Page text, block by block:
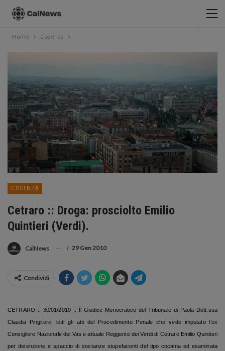
Home Cosenza
COSENZA
Cetraro :: Droga: prosciolto Emilio
Quintieri (Verdi).
CalNews il 29 Gen 2010
Condividi
CETRARO :: 30/01/2010 :: Il Giudice Monocratico del Tribunale di Paola Dott.ssa
Claudia Pingitore, letti gli atti del Procedimento Penale che vede imputato l’ex
Consigliere Nazionale dei Vas e attuale Reggente dei Verdi di Cetraro Emilio Quintieri
per detenzione e spaccio di sostanze stupefacenti del tipo cocaina ed esaminata